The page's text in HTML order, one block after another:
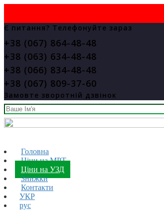
Є питання? Телефонуйте зараз
+38 (067) 864-48-48
+38 (063) 634-48-48
+38 (066) 834-48-48
+38 (067) 809-37-60
Замовте зворотній дзвінок
Головна
Ціни на МРТ
Ціни на УЗД
Знижки
Контакти
УКР
рус